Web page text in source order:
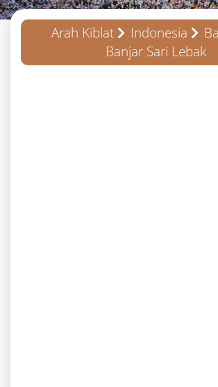
Arah Kiblat Indonesia
Banjar Sari Lebak